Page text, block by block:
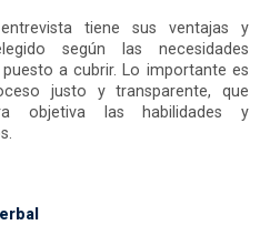
tiene sus ventajas y
según las necesidades
a cubrir. Lo importante es
justo y transparente, que
objetiva las habilidades y